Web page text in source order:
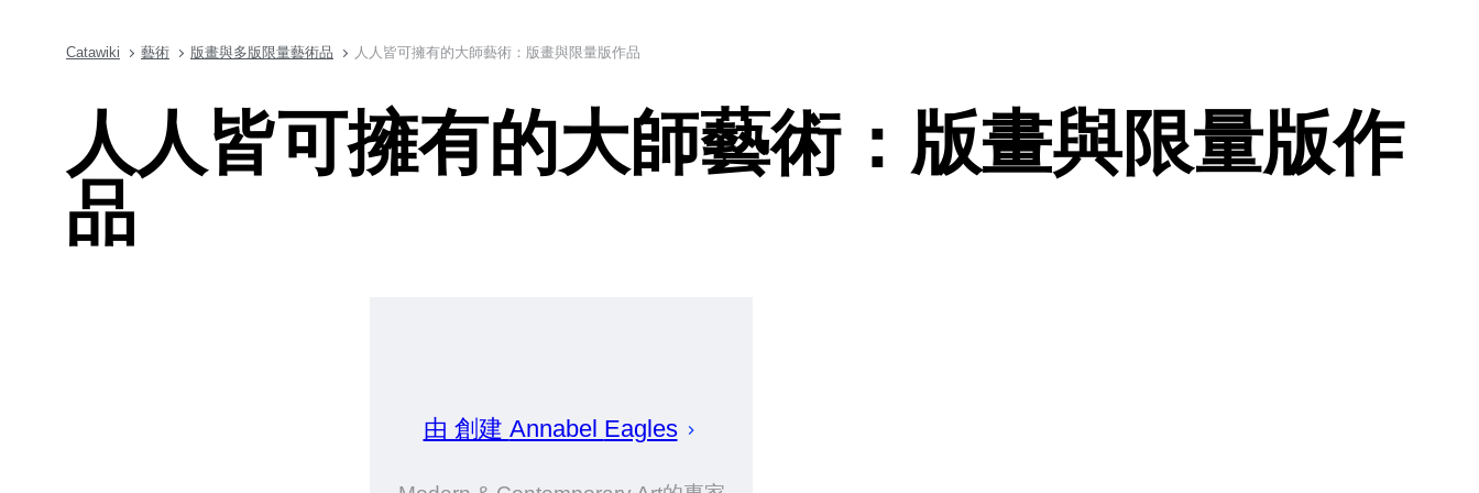
Catawiki 藝術 版畫與多版限量藝術品 人人皆可擁有的大師藝術：版畫與限量版作品
人人皆可擁有的大師藝術：版畫與限量版作
品
由 創建 Annabel Eagles